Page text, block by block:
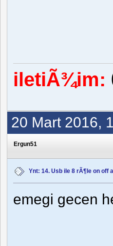
iletiÃ¾im:
20 Mart 2016,
Ergun51
Ynt: 14. Usb ile 8 rÃ¶le on off
emegi gecen